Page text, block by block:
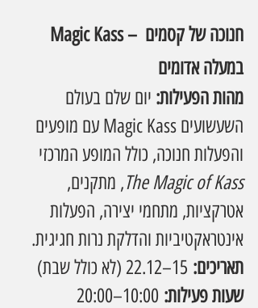
Magic Kass – חנוכה של קסמים
במעלה אדומים
מהות הפעילות: יום שלם בעולם
השעשועים Magic Kass עם מופעים
והפעלות חנוכה, כולל המופע המרכזי
The Magic of Kass, מתקנים,
אטרקציות, מתחמי יצירה, הפעלות
אינטראקטיביות והדלקת נרות חגיגית.
תאריכים:
שעות פעילות: